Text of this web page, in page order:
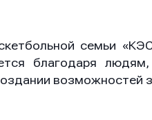
семьи
благодаря
возможностей